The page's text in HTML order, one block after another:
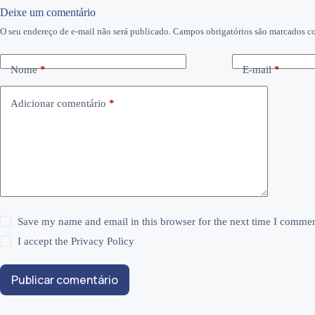
Deixe um comentário
O seu endereço de e-mail não será publicado. Campos obrigatórios são marcados
Nome* E-mail*
Adicionar comentário *
Save my name and email in this browser for the next time I
I accept thePrivacy Policy
Publicar comentário